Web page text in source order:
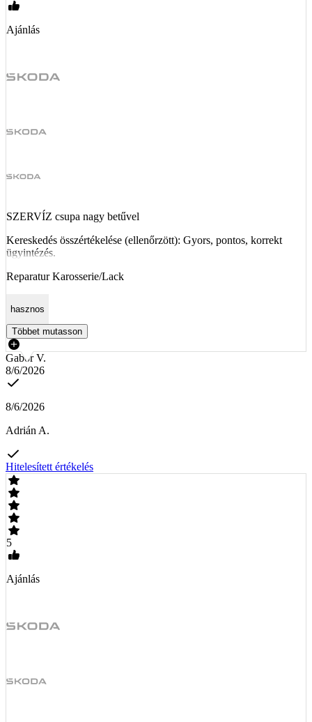
Ajánlás
SZERVÍZ csupa nagy betűvel
Kereskedés összértékelése (ellenőrzött): Gyors, pontos, korrekt
ügyintézés.
Reparatur Karosserie/Lack
hasznos
Többet mutasson
Gabor V.
8/6/2026
8/6/2026
Adrián A.
Hitelesített értékelés
5
Ajánlás